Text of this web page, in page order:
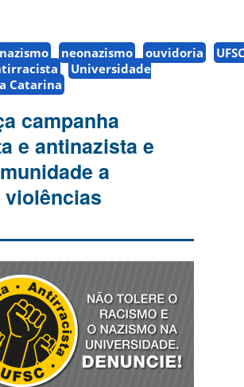
nazismo neonazismo ouvidoria
Universidade
Catarina
campanha
e antinazista e
a